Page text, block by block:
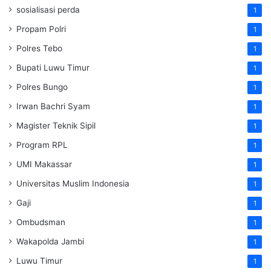
sosialisasi perda 1
Propam Polri 1
Polres Tebo 1
Bupati Luwu Timur 1
Polres Bungo 1
Irwan Bachri Syam 1
Magister Teknik Sipil 1
Program RPL 1
UMI Makassar 1
Universitas Muslim Indonesia 1
Gaji 1
Ombudsman 1
Wakapolda Jambi 1
Luwu Timur 1